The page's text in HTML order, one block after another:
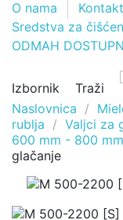
O nama
Sredstva za
ODMAH
Izbornik
Traži
Naslovnica
rublja
Valjci za
600 mm - 800 mm
glačanje